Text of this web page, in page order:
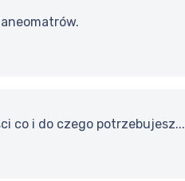
co i do czego potrzebujesz...